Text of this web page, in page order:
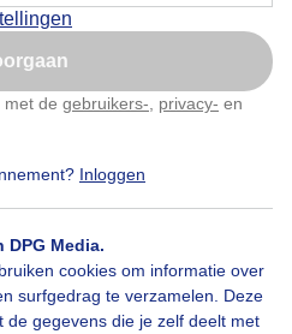
met de gebruikers- privacy- en
Inloggen
Media.
cookies om informatie over
surfgedrag te verzamelen. Deze
de gegevens die je zelf deelt met
later
aan te passen